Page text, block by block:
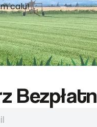
calu!